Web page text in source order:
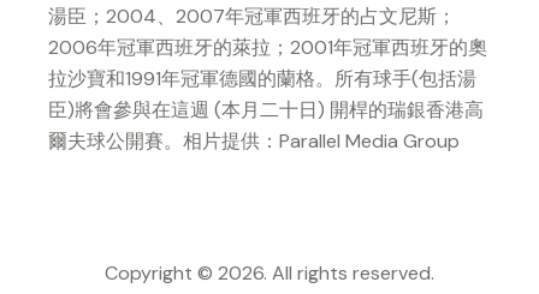
湯臣；2004、2007年冠軍西班牙的占文尼斯；
2006年冠軍西班牙的萊拉；2001年冠軍西班牙的奧
拉沙寶和1991年冠軍德國的蘭格。所有球手(包括湯
臣)將會參與在這週 (本月二十日) 開桿的瑞銀香港高
爾夫球公開賽。相片提供：Parallel Media Group
Copyright © 2026. All rights reserved.